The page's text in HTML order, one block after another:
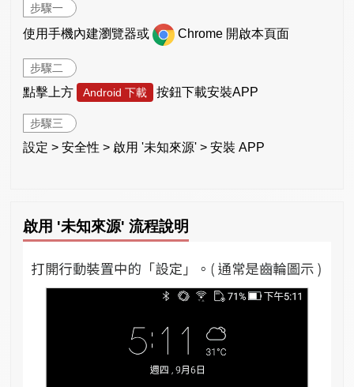
步驟一
使用手機內建瀏覽器或 Chrome 開啟本頁面
步驟二
點擊上方 Android 下載 按鈕下載安裝APP
步驟三
設定 > 安全性 > 啟用 '未知來源' > 安裝 APP
啟用 '未知來源' 流程說明